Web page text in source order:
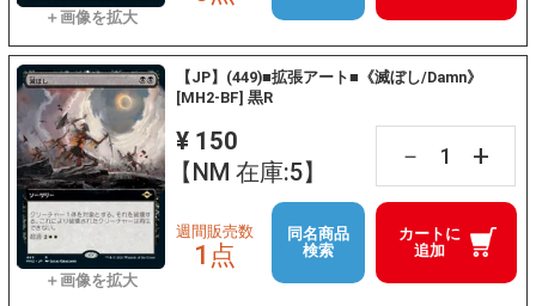
【JP】(449)■拡張アート■《滅ぼし/Damn》
[MH2-BF] 黒R
¥ 150
【NM 在庫:5】
－ +
カートに
追加
週間販売数
1点
同名商品
検索